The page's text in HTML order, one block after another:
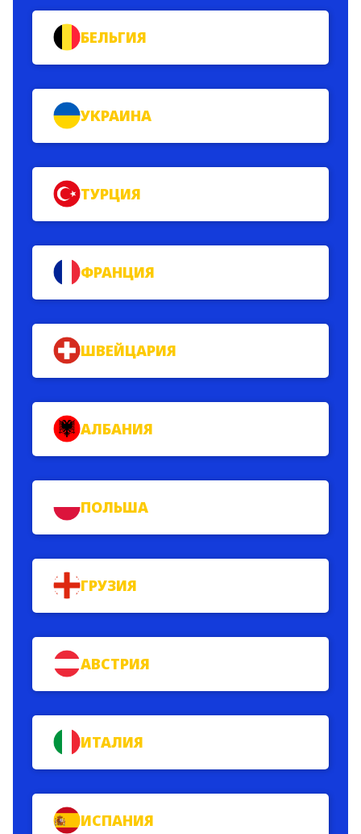
БЕЛЬГИЯ
УКРАИНА
ТУРЦИЯ
ФРАНЦИЯ
ШВЕЙЦАРИЯ
АЛБАНИЯ
ПОЛЬША
ГРУЗИЯ
АВСТРИЯ
ИТАЛИЯ
ИСПАНИЯ